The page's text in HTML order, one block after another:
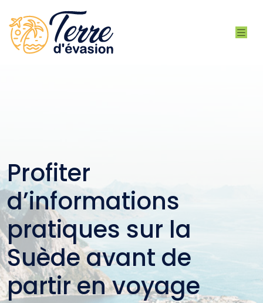
Profiter
d’informations
pratiques sur la
Suède avant de
partir en voyage